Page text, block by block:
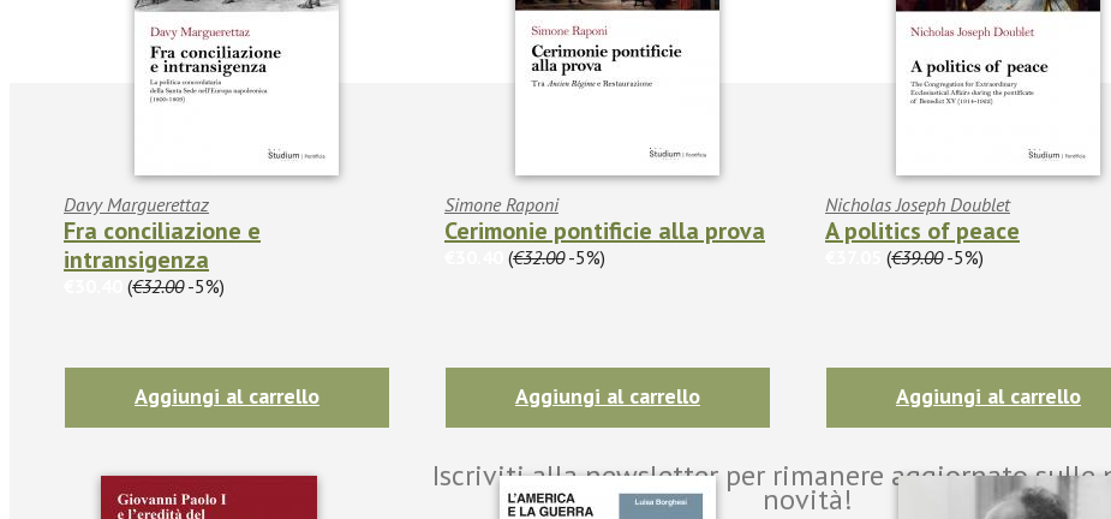
Davy Marguerettaz
Fra conciliazione e
intransigenza
(€32.00-5%)
Aggiungi al carrello
Simone Raponi
Cerimonie pontificie alla prova
(€32.00-5%)
Aggiungi al carrello
Nicholas Joseph Doublet
A politics of peace
(€39.00-5%)
Aggiungi al carrello
Iscriviti alla newsletter per rimanere aggiornato sulle
novità!